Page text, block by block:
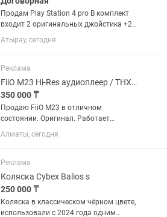
Продам Play Station 4 pro В комплект
входит 2 оригинальных джойстика +2
пары реплики Оригинальные провода
Зарядка для джойстиков В подарок
русском языке) Приставка не...
Атырау, сегодня
Реклама
FiiO M23 Hi-Res аудиоплеер / THX AAA
350 000 ₸
Продаю FiiO M23 в отличном
состоянии. Оригинал. Работает
идеально, без проблем , в ремонте не
Алматы, сегодня
Реклама
Коляска Cybex Balios s
250 000 ₸
Коляска в классическом чёрном цвете,
использовали с 2024 года одним